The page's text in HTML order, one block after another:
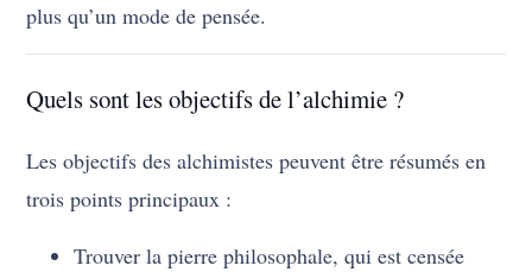
plus qu’un mode de pensée.
Quels sont les objectifs de l’alchimie ?
Les objectifs des alchimistes peuvent être résumés en
trois points principaux :
Trouver la pierre philosophale, qui est censée